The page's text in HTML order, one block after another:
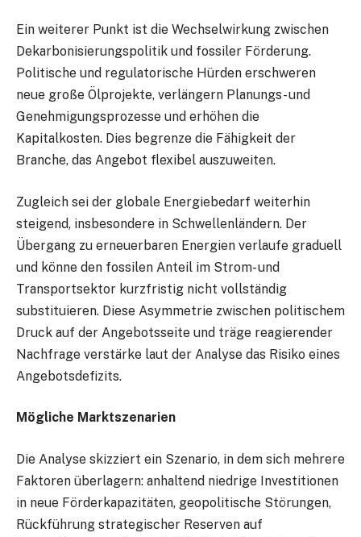
Ein weiterer Punkt ist die Wechselwirkung zwischen
Dekarbonisierungspolitik und fossiler Förderung.
Politische und regulatorische Hürden erschweren
neue große Ölprojekte, verlängern Planungs- und
Genehmigungsprozesse und erhöhen die
Kapitalkosten. Dies begrenze die Fähigkeit der
Branche, das Angebot flexibel auszuweiten.
Zugleich sei der globale Energiebedarf weiterhin
steigend, insbesondere in Schwellenländern. Der
Übergang zu erneuerbaren Energien verlaufe graduell
und könne den fossilen Anteil im Strom- und
Transportsektor kurzfristig nicht vollständig
substituieren. Diese Asymmetrie zwischen politischem
Druck auf der Angebotsseite und träge reagierender
Nachfrage verstärke laut der Analyse das Risiko eines
Angebotsdefizits.
Mögliche Marktszenarien
Die Analyse skizziert ein Szenario, in dem sich mehrere
Faktoren überlagern: anhaltend niedrige Investitionen
in neue Förderkapazitäten, geopolitische Störungen,
Rückführung strategischer Reserven auf